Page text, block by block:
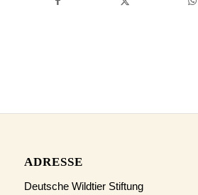
ADRESSE
Deutsche Wildtier Stiftung